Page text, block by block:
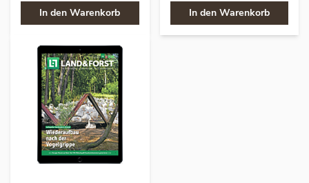
In den Warenkorb In den Warenkorb